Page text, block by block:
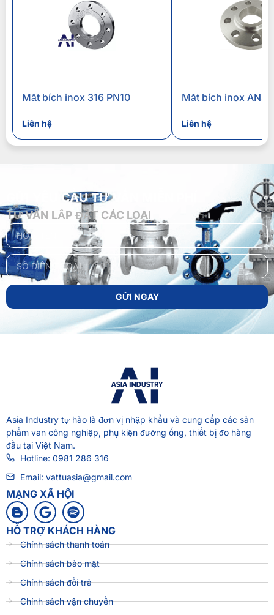
Mặt bích inox 316 PN10
Liên hệ
Mặt bích inox ANSI
Liên hệ
GỬI YÊU CẦU TƯ VẤN MIỄN PHÍ
TƯ VẤN LẮP ĐẶT CÁC LOẠI
GỬI NGAY
Asia Industry tự hào là đơn vị nhập khẩu và cung cấp các sản
phẩm van công nghiệp, phụ kiện đường ống, thiết bị đo hàng
đầu tại Việt Nam.
Hotline: 0981 286 316
Email: vattuasia@gmail.com
MẠNG XÃ HỘI
HỖ TRỢ KHÁCH HÀNG
Chính sách thanh toán
Chính sách bảo mật
Chính sách đổi trả
Chính sách vận chuyển